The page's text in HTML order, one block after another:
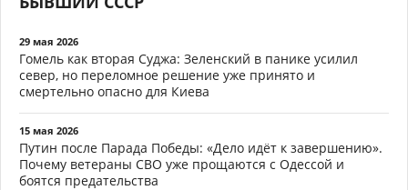
29 мая 2026
Гомель как вторая Суджа: Зеленский в панике усилил
север, но переломное решение уже принято и
смертельно опасно для Киева
15 мая 2026
Путин после Парада Победы: «Дело идёт к завершению».
Почему ветераны СВО уже прощаются с Одессой и
боятся предательства